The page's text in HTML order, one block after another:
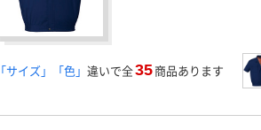
「サイズ」「色」 違いで全35 商品あります